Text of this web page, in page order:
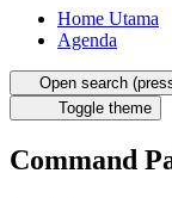
Home Utama
Agenda
Open search
Toggle theme
Command